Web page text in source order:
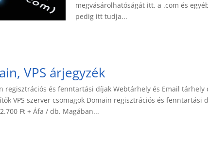
megvásárolhatóságát itt, a .com és
pedig itt tudja...
VPS árjegyzék
regisztrációs és fenntartási díjak Webtárhely és Email tárhely
VPS szerver csomagok Domain regisztrációs és fenntartási
Ft + Áfa / db. Magában...